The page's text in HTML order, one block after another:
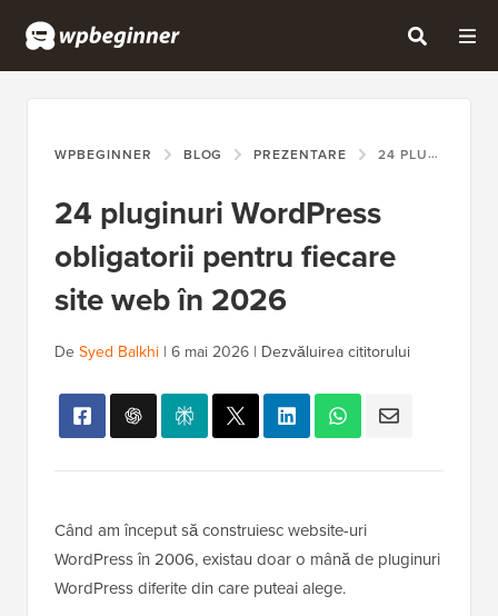
WPBEGINNER BLOG PREZENTARE 24 PLUGINURI WORDPRESS OBLIGATORII PENTRU FIECARE SITE WEB ÎN 2026
24 pluginuri WordPress
obligatorii pentru fiecare
site web în 2026
DeSyed Balkhi | 6 mai 2026 | Dezvăluirea cititorului
Când am început să construiesc website-uri
WordPress în 2006, existau doar o mână de pluginuri
WordPress diferite din care puteai alege.